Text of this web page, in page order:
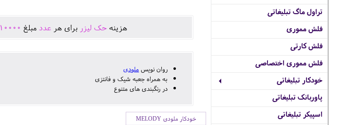
تراول ماگ تبلیغاتی
فلش مموری
فلش کارتی
فلش مموری اختصاصی
خودکار تبلیغاتی
پاوربانک تبلیغاتی
اسپیکر تبلیغاتی
هزينه حک لیزر برای هر عدد مبلغ 10000
روان نویس ملودی
به همراه جعبه شیک و فانتزی
در رنگبندی های متنوع
خودکار ملودی MELODY